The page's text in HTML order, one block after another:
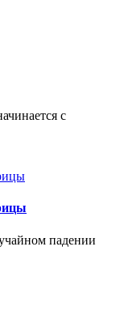
с
падении